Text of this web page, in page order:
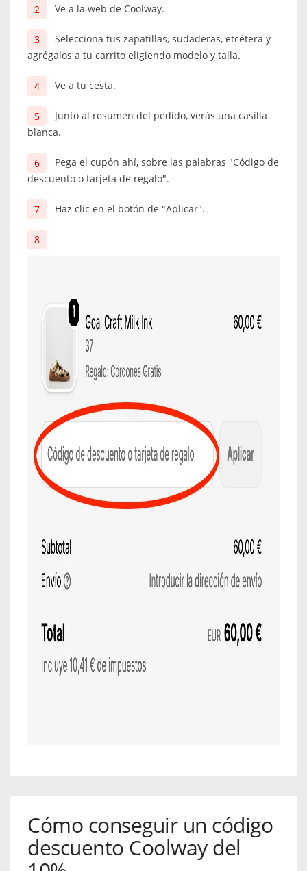
Ve a la web de Coolway.
Selecciona tus zapatillas, sudaderas, etcétera y
agrégalos a tu carrito eligiendo modelo y talla.
Ve a tu cesta.
Junto al resumen del pedido, verás una casilla
blanca.
Pega el cupón ahí, sobre las palabras "Código de
descuento o tarjeta de regalo".
Haz clic en el botón de "Aplicar".
Cómo conseguir un código
descuento Coolway del